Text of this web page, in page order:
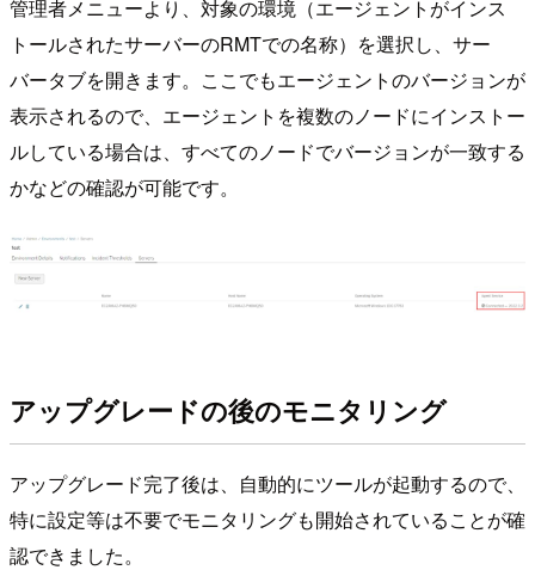
管理者メニューより、対象の環境（エージェントがインス
トールされたサーバーのRMTでの名称）を選択し、サー
バータブを開きます。ここでもエージェントのバージョンが
表示されるので、エージェントを複数のノードにインストー
ルしている場合は、すべてのノードでバージョンが一致する
かなどの確認が可能です。
アップグレードの後のモニタリング
アップグレード完了後は、自動的にツールが起動するので、
特に設定等は不要でモニタリングも開始されていることが確
認できました。